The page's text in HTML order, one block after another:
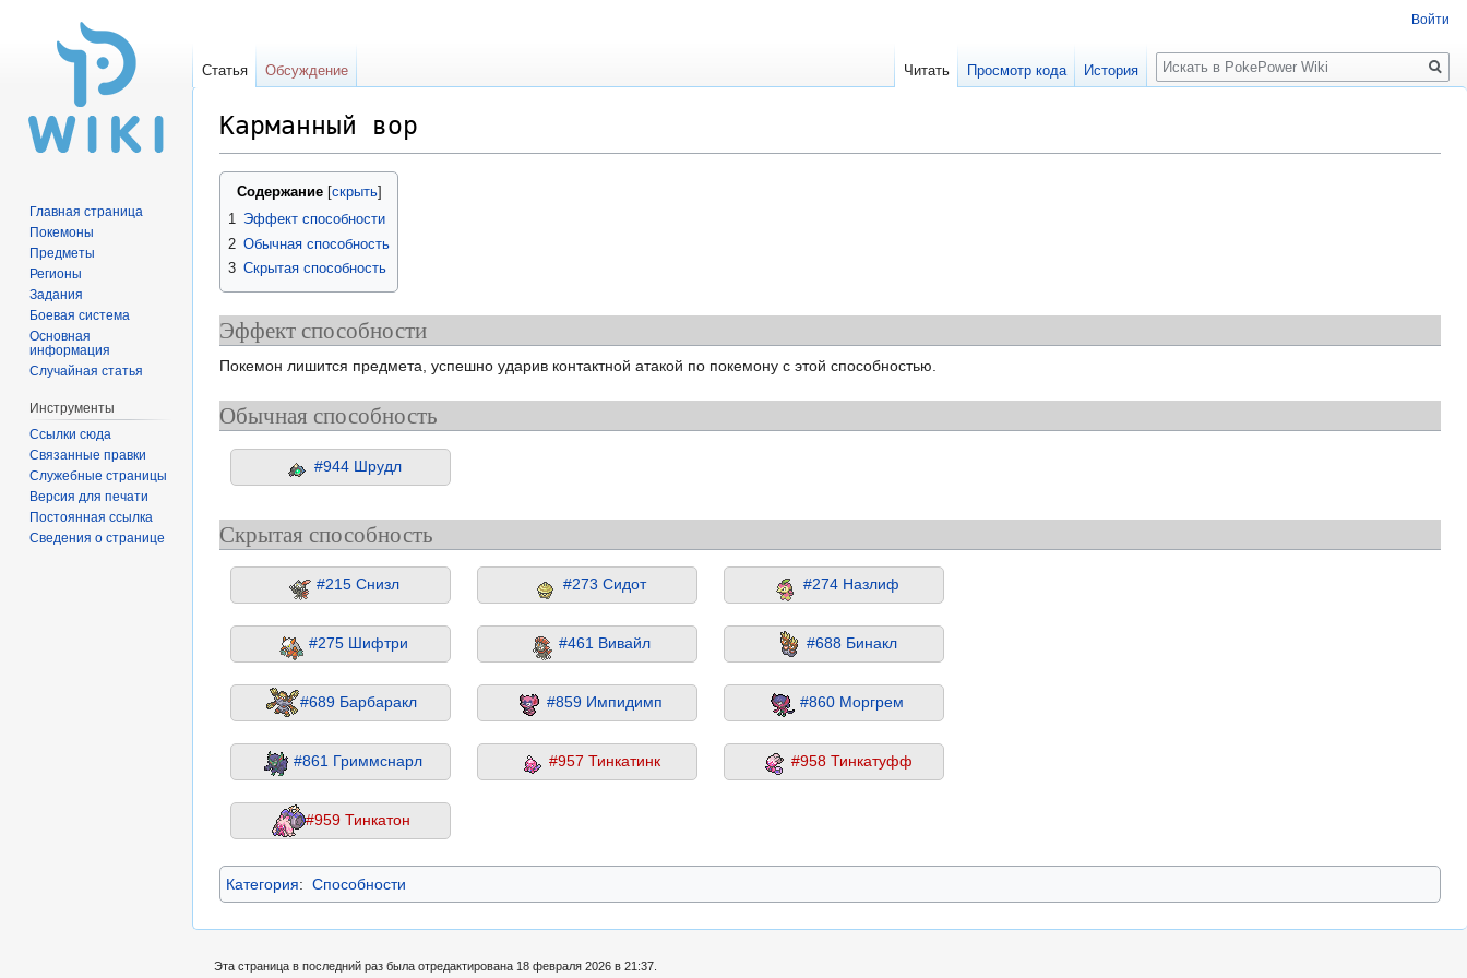
Карманный вор
Перейти
навигации
Перейти
поиску
Содержание
1 Эффект способности
2 Обычная способность
3 Скрытая способность
Эффект способности
Покемон лишится предмета, успешно ударив контактной атакой по покемону с этой способностью.
Обычная способность
#944 Шрудл
Скрытая способность
#215 Снизл #273 Сидот #274 Назлиф
#275 Шифтри #461 Вивайл #688 Бинакл
#689 Барбаракл #859 Импидимп #860 Моргрем
#861 Гриммснарл #957 Тинкатинк #958 Тинкатуфф
#959 Тинкатон
Категория: Способности
Войти
Статья Обсуждение Читать Просмотр кода История
Поиск
Главная страница
Покемоны
Предметы
Регионы
Задания
Боевая система
Основная
информация
Случайная статья
Инструменты
Ссылки сюда
Связанные правки
Служебные страницы
Версия для печати
Постоянная ссылка
Сведения о странице
Эта страница в последний раз была отредактирована 18 февраля 2026 в 21:37.